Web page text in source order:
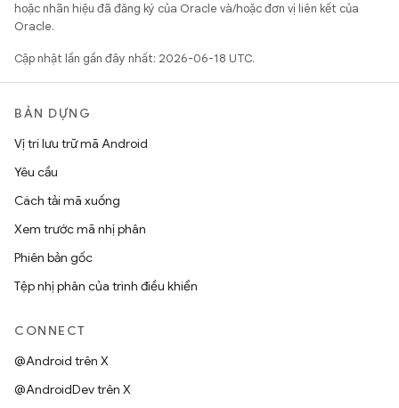
hoặc nhãn hiệu đã đăng ký của Oracle và/hoặc đơn vị liên kết của
Oracle.
Cập nhật lần gần đây nhất: 2026-06-18 UTC.
BẢN DỰNG
Vị trí lưu trữ mã Android
Yêu cầu
Cách tải mã xuống
Xem trước mã nhị phân
Phiên bản gốc
Tệp nhị phân của trình điều khiển
CONNECT
@Android trên X
@AndroidDev trên X